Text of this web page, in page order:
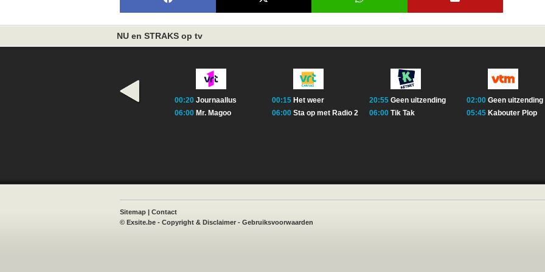
NU en STRAKS op tv
00:20 Journaallus
06:00 Mr. Magoo
00:15 Het weer
06:00 Sta op met Radio 2
20:55 Geen uitzending
06:00 Tik Tak
02:00 Geen uitzending
05:45 Kabouter Plop
Sitemap | Contact
© Exsite.be - Copyright & Disclaimer - Gebruiksvoorwaarden